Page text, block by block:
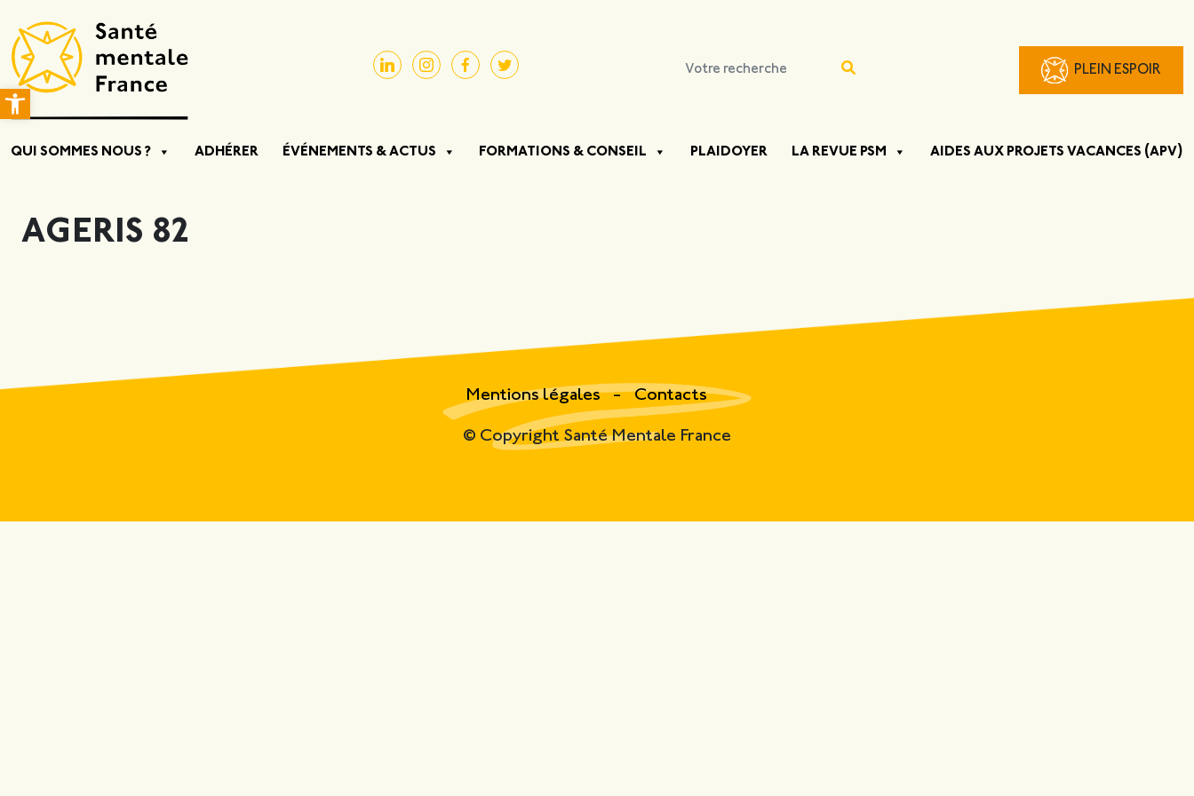
Ouvrir la barre d’outils
PLEIN ESPOIR
QUI SOMMES NOUS ? ADHÉRER ÉVÉNEMENTS & ACTUS FORMATIONS & CONSEIL PLAIDOYER LA REVUE PSM AIDES AUX PROJETS VACANCES (APV)
AGERIS 82
Mentions légales Contacts
© Copyright Santé Mentale France